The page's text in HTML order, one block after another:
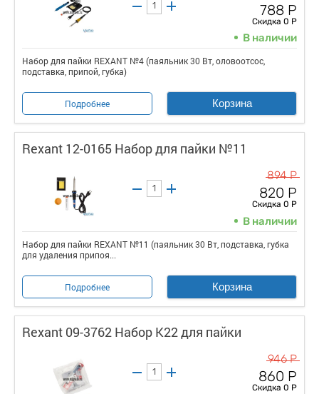
788 Р
Скидка 0 Р
В наличии
Набор для пайки REXANT №4 (паяльник 30 Вт, оловоотсос,
подставка, припой, губка)
Подробнее Корзина
Rexant 12-0165 Набор для пайки №11
894 Р
820 Р
Скидка 0 Р
В наличии
Набор для пайки REXANT №11 (паяльник 30 Вт, подставка, губка
для удаления припоя...
Подробнее Корзина
Rexant 09-3762 Набор К22 для пайки
946 Р
860 Р
Скидка 0 Р